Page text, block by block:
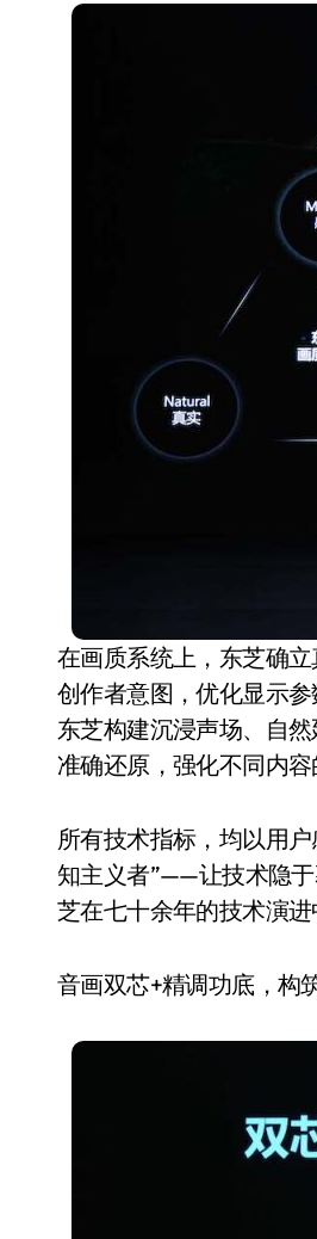
在画质系统上，东芝确
创作者意图，优化显示
东芝构建沉浸声场、自
准确还原，强化不同内容
所有技术指标，均以用
知主义者”——让技术隐
芝在七十余年的技术演进
音画双芯+精调功底，构